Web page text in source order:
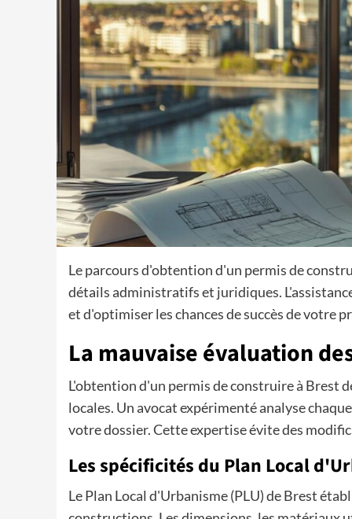
Le parcours d'obtention d'un permis de
détails administratifs et juridiques.
et d'optimiser les chances de succès de votre
La mauvaise évaluation
L'obtention d'un permis de construire à Brest
locales. Un avocat expérimenté analyse
votre dossier. Cette expertise évite des
Les spécificités du Plan Local
Le Plan Local d'Urbanisme (PLU) de Brest